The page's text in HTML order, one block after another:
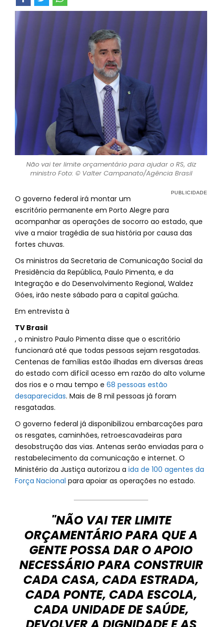
Não vai ter limite orçamentário para ajudar o RS, diz
ministro Foto: © Valter Campanato/Agência Brasil
O governo federal irá montar um
escritório permanente em Porto Alegre para
acompanhar as operações de socorro ao estado, que
vive a maior tragédia de sua história por causa das
fortes chuvas.
Os ministros da Secretaria de Comunicação Social da
Presidência da República, Paulo Pimenta, e da
Integração e do Desenvolvimento Regional, Waldez
Góes, irão neste sábado para a capital gaúcha.
Em entrevista à
TV Brasil
, o ministro Paulo Pimenta disse que o escritório
funcionará até que todas pessoas sejam resgatadas.
Centenas de famílias estão ilhadas em diversas áreas
do estado com difícil acesso em razão do alto volume
dos rios e o mau tempo e 68 pessoas estão
desaparecidas. Mais de 8 mil pessoas já foram
resgatadas.
O governo federal já disponibilizou embarcações para
os resgates, caminhões, retroescavadeiras para
desobstrução das vias. Antenas serão enviadas para o
restabelecimento da comunicação e internet. O
Ministério da Justiça autorizou a ida de 100 agentes da
Força Nacional para apoiar as operações no estado.
"NÃO VAI TER LIMITE
ORÇAMENTÁRIO PARA QUE A
GENTE POSSA DAR O APOIO
NECESSÁRIO PARA CONSTRUIR
CADA CASA, CADA ESTRADA,
CADA PONTE, CADA ESCOLA,
CADA UNIDADE DE SAÚDE,